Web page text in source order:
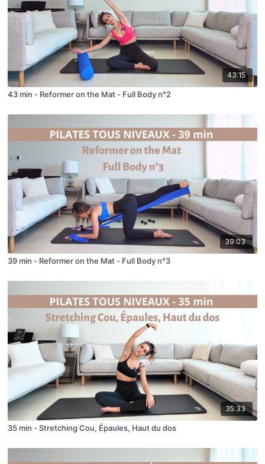
43:15
43 min - Reformer on the Mat - Full Body n°2
39:03
39 min - Reformer on the Mat - Full Body n°3
35:33
35 min - Stretching Cou, Épaules, Haut du dos